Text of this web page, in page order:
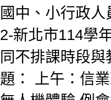
國中、小行政
2-新北市114學
同不排課時段
題： 上午：信